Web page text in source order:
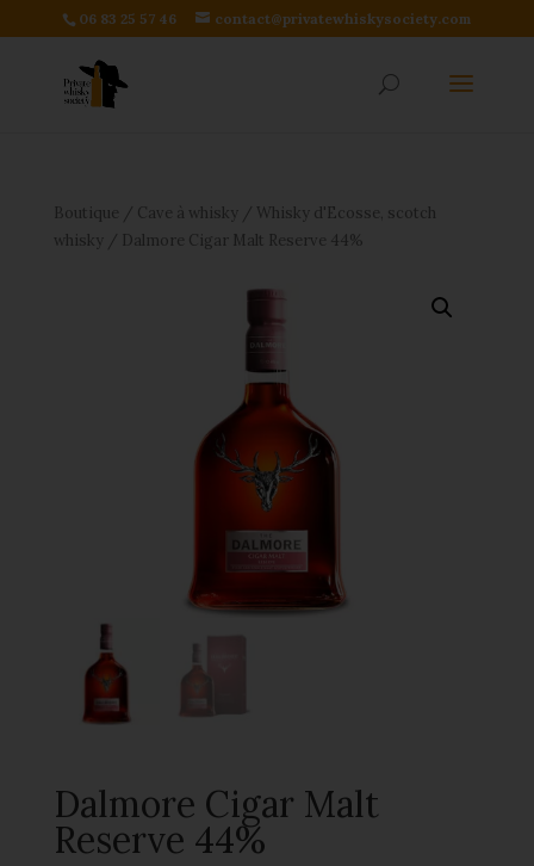
06 83 25 57 46 contact@privatewhiskysociety.com
Boutique / Cave à whisky/ Whisky d'Ecosse, scotch
whisky/ Dalmore Cigar Malt Reserve 44%
Dalmore Cigar Malt
Reserve 44%